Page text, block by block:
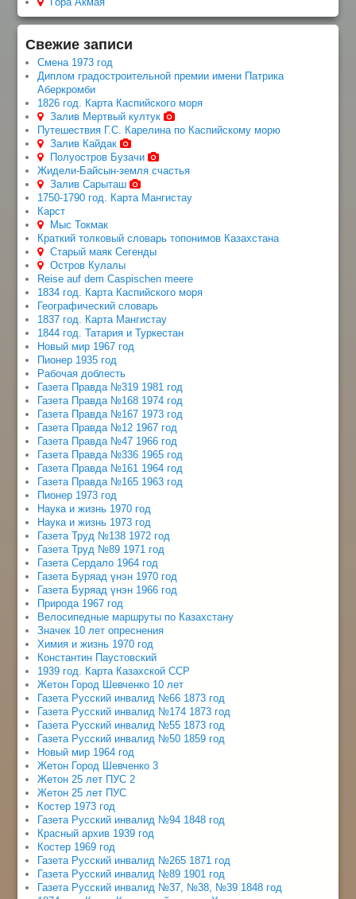
Свежие записи
Смена 1973 год
Диплом градостроительной премии имени Патрика
Аберкромби
1826 год. Карта Каспийского моря
Залив Мертвый култук
Путешествия Г.С. Карелина по Каспийскому морю
Залив Кайдак
Полуостров Бузачи
Жидели-Байсын-земля счастья
Залив Сарыташ
1750-1790 год. Карта Мангистау
Карст
Мыс Токмак
Краткий толковый словарь топонимов Казахстана
Старый маяк Сегенды
Остров Кулалы
Reise auf dem Caspischen meere
1834 год. Карта Каспийского моря
Географический словарь
1837 год. Карта Мангистау
1844 год. Татария и Туркестан
Новый мир 1967 год
Пионер 1935 год
Рабочая доблесть
Газета Правда №319 1981 год
Газета Правда №168 1974 год
Газета Правда №167 1973 год
Газета Правда №12 1967 год
Газета Правда №47 1966 год
Газета Правда №336 1965 год
Газета Правда №161 1964 год
Газета Правда №165 1963 год
Пионер 1973 год
Наука и жизнь 1970 год
Наука и жизнь 1973 год
Газета Труд №138 1972 год
Газета Труд №89 1971 год
Газета Сердало 1964 год
Газета Буряад үнэн 1970 год
Газета Буряад үнэн 1966 год
Природа 1967 год
Велосипедные маршруты по Казахстану
Значек 10 лет опреснения
Химия и жизнь 1970 год
Константин Паустовский
1939 год. Карта Казахской ССР
Жетон Город Шевченко 10 лет
Газета Русский инвалид №66 1873 год
Газета Русский инвалид №174 1873 год
Газета Русский инвалид №55 1873 год
Газета Русский инвалид №50 1859 год
Новый мир 1964 год
Жетон Город Шевченко 3
Жетон 25 лет ПУС 2
Жетон 25 лет ПУС
Костер 1973 год
Газета Русский инвалид №94 1848 год
Красный архив 1939 год
Костер 1969 год
Газета Русский инвалид №265 1871 год
Газета Русский инвалид №89 1901 год
Газета Русский инвалид №37, №38, №39 1848 год